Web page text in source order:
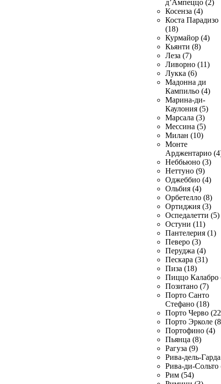
д’Ампеццо (2)
Косенза (4)
Коста Парадизо
(18)
Курмайор (4)
Кьянти (8)
Леза (7)
Ливорно (11)
Лукка (6)
Мадонна ди
Кампильо (4)
Марина-ди-
Каулония (5)
Марсала (3)
Мессина (5)
Милан (10)
Монте
Арджентарио
Неббьюно (3)
Неттуно (9)
Оджеббио (4)
Ольбия (4)
Орбетелло (8)
Ортиджия (3)
Оспедалетти (5)
Остуни (11)
Пантелерия (1)
Певеро (3)
Перуджа (4)
Пескара (31)
Пиза (18)
Пиццо Калабро
Позитано (7)
Порто Санто
Стефано (18)
Порто Черво
Порто Эрколе
Портофино (4)
Пьянца (8)
Рагуза (9)
Рива-дель-
Рива-ди-Сольто
Рим (54)